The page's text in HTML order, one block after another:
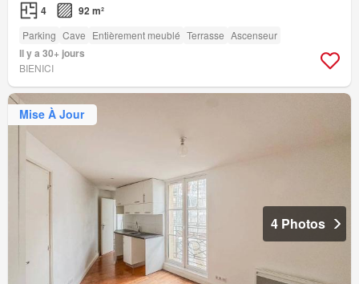
4 92 m²
Parking Cave Entièrement meublé Terrasse Ascenseur
Il y a 30+ jours
BIENICI
Mise À Jour
4 Photos